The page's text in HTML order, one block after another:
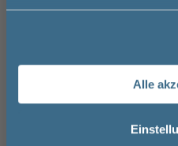
Alle
Acai - PG1
Weiß
keine Optionen mit Aufpreis
Email